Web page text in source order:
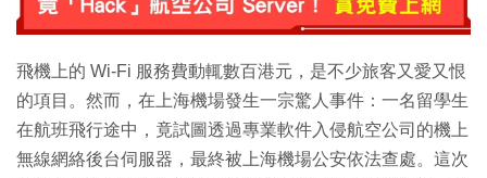
飛機上的 Wi-Fi 服務費動輒數百港元，是不少旅客又愛又恨
的項目。然而，在上海機場發生一宗驚人事件：一名留學生
在航班飛行途中，竟試圖透過專業軟件入侵航空公司的機上
無線網絡後台伺服器，最終被上海機場公安依法查處。這次